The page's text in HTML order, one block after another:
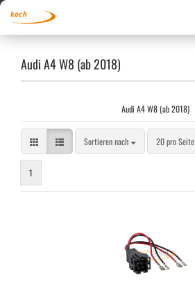
Audi A4 W8 (ab 2018)
Audi A4 W8 (ab 2018)
Sortieren nach
Sortieren nach 20 pro Seite
pro Seite
1